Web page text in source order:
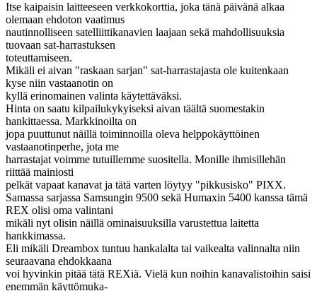
Itse kaipaisin laitteeseen verkkokorttia, joka tänä päivänä alkaa
olemaan ehdoton vaatimus
nautinnolliseen satelliittikanavien laajaan sekä mahdollisuuksia
tuovaan sat-harrastuksen
toteuttamiseen.
Mikäli ei aivan "raskaan sarjan" sat-harrastajasta ole kuitenkaan
kyse niin vastaanotin on
kyllä erinomainen valinta käytettäväksi.
Hinta on saatu kilpailukykyiseksi aivan täältä suomestakin
hankittaessa. Markkinoilta on
jopa puuttunut näillä toiminnoilla oleva helppokäyttöinen
vastaanotinperhe, jota me
harrastajat voimme tutuillemme suositella. Monille ihmisillehän
riittää mainiosti
pelkät vapaat kanavat ja tätä varten löytyy "pikkusisko" PIXX.
Samassa sarjassa Samsungin 9500 sekä Humaxin 5400 kanssa tämä
REX olisi oma valintani
mikäli nyt olisin näillä ominaisuuksilla varustettua laitetta
hankkimassa.
Eli mikäli Dreambox tuntuu hankalalta tai vaikealta valinnalta niin
seuraavana ehdokkaana
voi hyvinkin pitää tätä REXiä. Vielä kun noihin kanavalistoihin saisi
enemmän käyttömuka-